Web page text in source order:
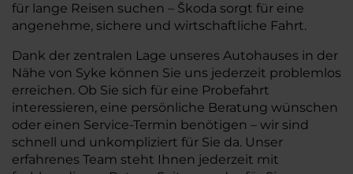
für lange Reisen suchen – Škoda sorgt für eine
angenehme, sichere und wirtschaftliche Fahrt.
Dank der zentralen Lage unseres Autohauses in der
Nähe von Syke können Sie uns jederzeit problemlos
erreichen. Ob Sie sich für eine Probefahrt
interessieren, eine persönliche Beratung wünschen
oder einen Service-Termin benötigen – wir sind
schnell und unkompliziert für Sie da. Unser
erfahrenes Team steht Ihnen jederzeit mit